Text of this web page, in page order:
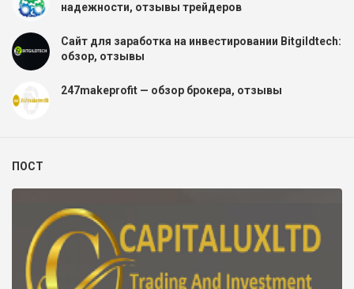
надежности, отзывы трейдеров
Сайт для заработка на инвестировании Bitgildtech:
обзор, отзывы
247makeprofit — обзор брокера, отзывы
ПОСТ